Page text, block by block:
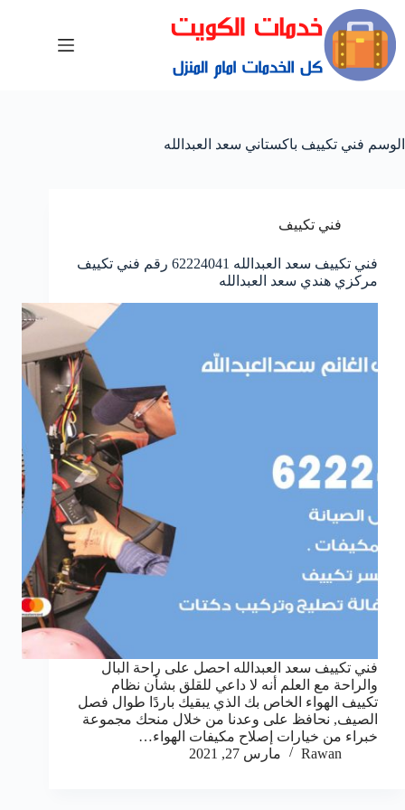
الوسم فني تكييف باكستاني سعد العبدالله
فني تكييف
فني تكييف سعد العبدالله 62224041 رقم فني تكييف
مركزي هندي سعد العبدالله
فني تكييف سعد العبدالله احصل على راحة البال
والراحة مع العلم أنه لا داعي للقلق بشأن نظام
تكييف الهواء الخاص بك الذي يبقيك باردًا طوال فصل
الصيف, نحافظ على وعدنا من خلال منحك مجموعة
خبراء من خيارات إصلاح مكيفات الهواء…
Rawan
مارس 27, 2021